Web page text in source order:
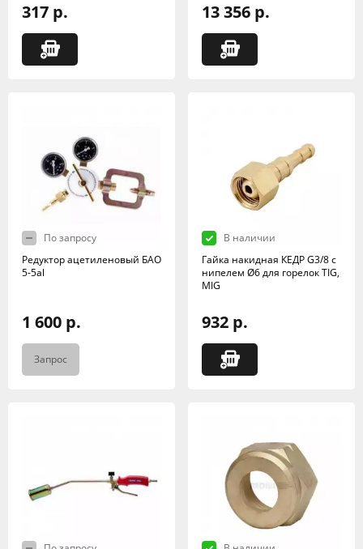
317 р. 13 356 р.
По запросу
Редуктор ацетиленовый БАО
5-5al
1 600 р.
Запрос
В наличии
Гайка накидная КЕДР G3/8 с
нипелем Ø6 для горелок TIG,
MIG
932 р.